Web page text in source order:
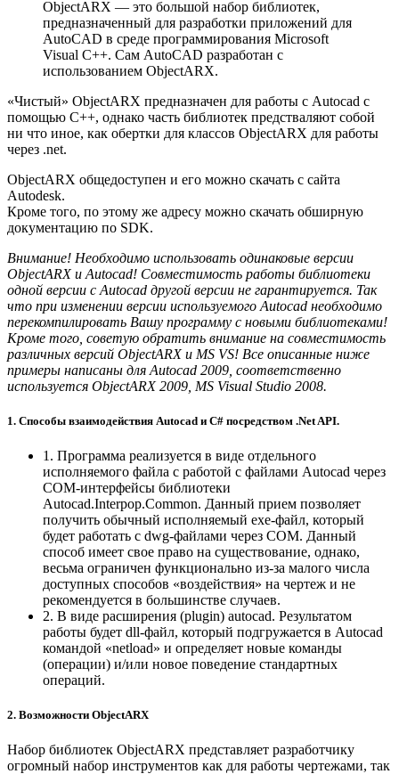
ObjectARX — это большой набор библиотек,
предназначенный для разработки приложений для
AutoCAD в среде программирования Microsoft
Visual C++. Сам AutoCAD разработан с
использованием ObjectARX.
«Чистый» ObjectARX предназначен для работы с Autocad с
помощью C++, однако часть библиотек предстваляют собой
ни что иное, как обертки для классов ObjectARX для работы
через .net.
ObjectARX общедоступен и его можно скачать с сайта
Autodesk.
Кроме того, по этому же адресу можно скачать обширную
документацию по SDK.
Внимание! Необходимо использовать одинаковые версии
ObjectARX и Autocad! Совместимость работы библиотеки
одной версии с Autocad другой версии не гарантируется. Так
что при изменении версии используемого Autocad необходимо
перекомпилировать Вашу программу с новыми библиотеками!
Кроме того, советую обратить внимание на совместимость
различных версий ObjectARX и MS VS! Все описанные ниже
примеры написаны для Autocad 2009, соответственно
используется ObjectARX 2009, MS Visual Studio 2008.
1. Способы взаимодействия Autocad и C# посредством .Net API.
1. Программа реализуется в виде отдельного
исполняемого файла с работой с файлами Autocad через
COM-интерфейсы библиотеки
Autocad.Interpop.Common. Данный прием позволяет
получить обычный исполняемый exe-файл, который
будет работать с dwg-файлами через COM. Данный
способ имеет свое право на существование, однако,
весьма ограничен функционально из-за малого числа
доступных способов «воздействия» на чертеж и не
рекомендуется в большинстве случаев.
2. В виде расширения (plugin) autocad. Результатом
работы будет dll-файл, который подгружается в Autocad
командой «netload» и определяет новые команды
(операции) и/или новое поведение стандартных
операций.
2. Возможности ObjectARX
Набор библиотек ObjectARX представляет разработчику
огромный набор инструментов как для работы чертежами, так